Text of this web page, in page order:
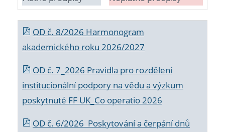
OD č. 8/2026 Harmonogram
akademického roku 2026/2027
OD č. 7_2026 Pravidla pro rozdělení
institucionální podpory na vědu a výzkum
poskytnuté FF UK_Co operatio 2026
OD č. 6/2026 Poskytování a čerpání dnů